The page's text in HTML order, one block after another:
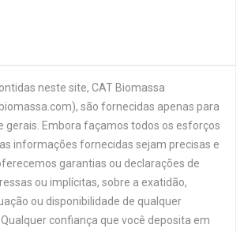
neste site, CAT Biomassa
são fornecidas apenas para
gerais. Embora façamos todos os esforços
informações fornecidas sejam precisas e
garantias ou declarações de
ou implícitas, sobre a exatidão,
ou disponibilidade de qualquer
confiança que você deposita em